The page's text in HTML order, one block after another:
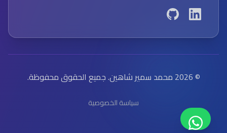
Linkedin
Github
© 2026 محمد سمير شاهين. جميع الحقوق محفوظة.
سياسة الخصوصية